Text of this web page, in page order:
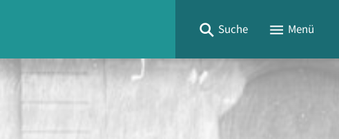
Suche Menü